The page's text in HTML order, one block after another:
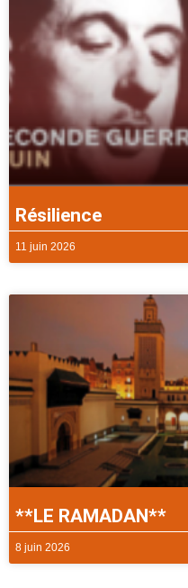
Résilience
11 juin 2026
**LE RAMADAN**
8 juin 2026